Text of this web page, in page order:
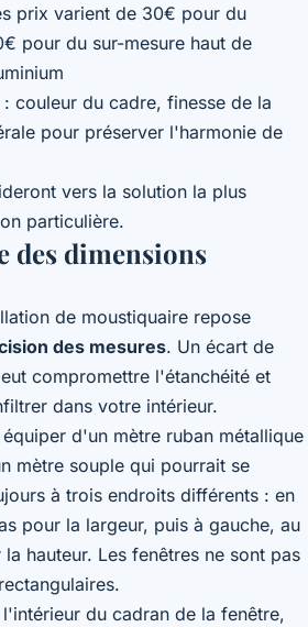
prix varient de 30€ pour du
pour du sur-mesure haut de
: couleur du cadre, finesse de la
pour préserver l'harmonie de
vers la solution la plus
particulière.
des dimensions
de moustiquaire repose
des mesures. Un écart de
compromettre l'étanchéité et
dans votre intérieur.
d'un mètre ruban métallique
mètre souple qui pourrait se
à trois endroits différents : en
pour la largeur, puis à gauche, au
hauteur. Les fenêtres ne sont pas
du cadran de la fenêtre,